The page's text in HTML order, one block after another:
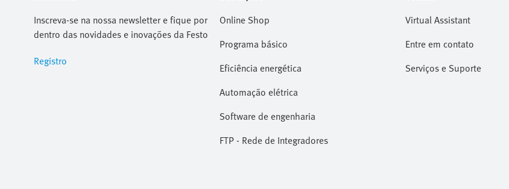
Inscreva-se na nossa newsletter e fique por
dentro das novidades e inovações da Festo
Registro
Online Shop
Programa básico
Eficiência energética
Automação elétrica
Software de engenharia
FTP - Rede de Integradores
Virtual Assistant
Entre em contato
Serviços e Suporte